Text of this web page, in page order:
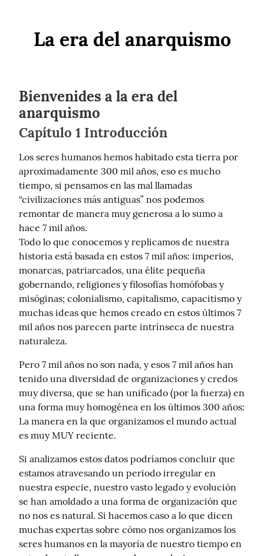
La era del anarquismo
Bienvenides a la era del
anarquismo
Capítulo 1 Introducción
Los seres humanos hemos habitado esta tierra por
aproximadamente 300 mil años, eso es mucho
tiempo, si pensamos en las mal llamadas
“civilizaciones más antiguas” nos podemos
remontar de manera muy generosa a lo sumo a
hace 7 mil años.
Todo lo que conocemos y replicamos de nuestra
historia está basada en estos 7 mil años: imperios,
monarcas, patriarcados, una élite pequeña
gobernando, religiones y filosofías homófobas y
misóginas; colonialismo, capitalismo, capacitismo y
muchas ideas que hemos creado en estos últimos 7
mil años nos parecen parte intrínseca de nuestra
naturaleza.
Pero 7 mil años no son nada, y esos 7 mil años han
tenido una diversidad de organizaciones y credos
muy diversa, que se han unificado (por la fuerza) en
una forma muy homogénea en los últimos 300 años:
La manera en la que organizamos el mundo actual
es muy MUY reciente.
Si analizamos estos datos podríamos concluir que
estamos atravesando un periodo irregular en
nuestra especie, nuestro vasto legado y evolución
se han amoldado a una forma de organización que
no nos es natural. Si hacemos caso a lo que dicen
muchas expertas sobre cómo nos organizamos los
seres humanos en la mayoría de nuestro tiempo en